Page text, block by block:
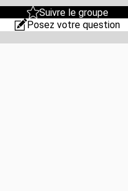
Suivre le groupe
Posez votre question